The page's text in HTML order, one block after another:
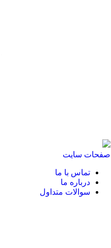
صفحات سایت
تماس با ما
درباره ما
سوالات متداول